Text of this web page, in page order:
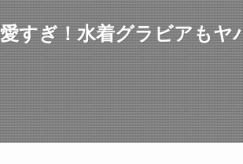
すぎ！水着グラビアもヤ